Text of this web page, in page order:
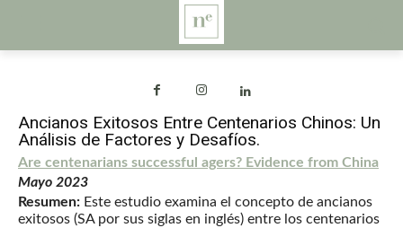
Ancianos Exitosos Entre Centenarios Chinos: Un
Análisis de Factores y Desafíos.
Are centenarians successful agers? Evidence from China
Mayo 2023
Resumen: Este estudio examina el concepto de ancianos
exitosos (SA por sus siglas en inglés) entre los centenarios